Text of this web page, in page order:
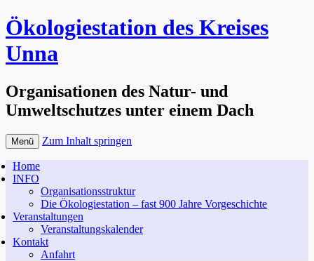
Ökologiestation des Kreises
Unna
Organisationen des Natur- und
Umweltschutzes unter einem Dach
Menü Zum Inhalt springen
Home
INFO
Organisationsstruktur
Die Ökologiestation – fast 900 Jahre Vorgeschichte
Veranstaltungen
Veranstaltungskalender
Kontakt
Anfahrt